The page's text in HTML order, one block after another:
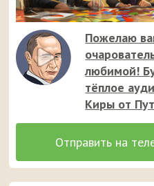
Пожелаю
любимой!
тёплое
Киры от